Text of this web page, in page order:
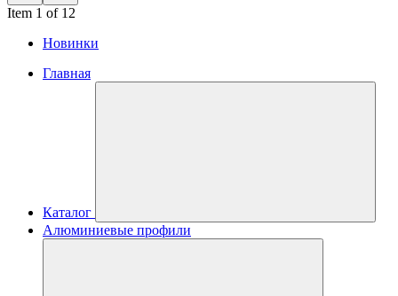
Item 1 of 12
Новинки
Главная
Каталог
Алюминиевые профили